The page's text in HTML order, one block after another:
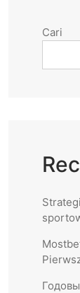
Cari